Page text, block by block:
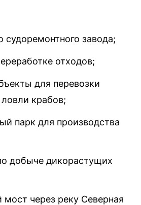
судоремонтного завода;
отходов;
для перевозки
крабов;
парк для производства
добыче дикорастущих
через реку Северная